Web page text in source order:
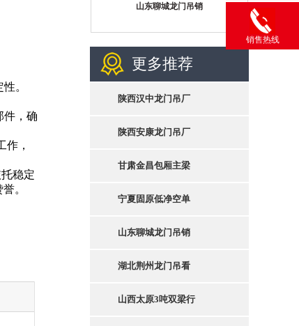
。
件，确
作，
稳定
。
山东聊城龙门吊销
更多推荐
陕西汉中龙门吊厂
陕西安康龙门吊厂
甘肃金昌包厢主梁
宁夏固原低净空单
山东聊城龙门吊销
湖北荆州龙门吊看
山西太原3吨双梁行
销售热线